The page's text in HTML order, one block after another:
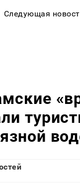
Следующая